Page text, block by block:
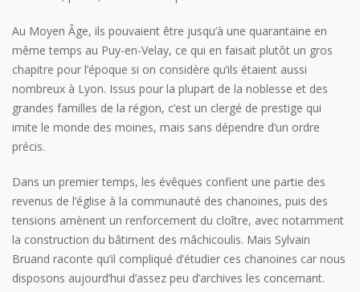
Au Moyen Âge, ils pouvaient être jusqu’à une quarantaine en
même temps au Puy-en-Velay, ce qui en faisait plutôt un gros
chapitre pour l’époque si on considère qu’ils étaient aussi
nombreux à Lyon. Issus pour la plupart de la noblesse et des
grandes familles de la région, c’est un clergé de prestige qui
imite le monde des moines, mais sans dépendre d’un ordre
précis.
Dans un premier temps, les évêques confient une partie des
revenus de l’église à la communauté des chanoines, puis des
tensions amènent un renforcement du cloître, avec notamment
la construction du bâtiment des mâchicoulis. Mais Sylvain
Bruand raconte qu’il compliqué d’étudier ces chanoines car nous
disposons aujourd’hui d’assez peu d’archives les concernant.